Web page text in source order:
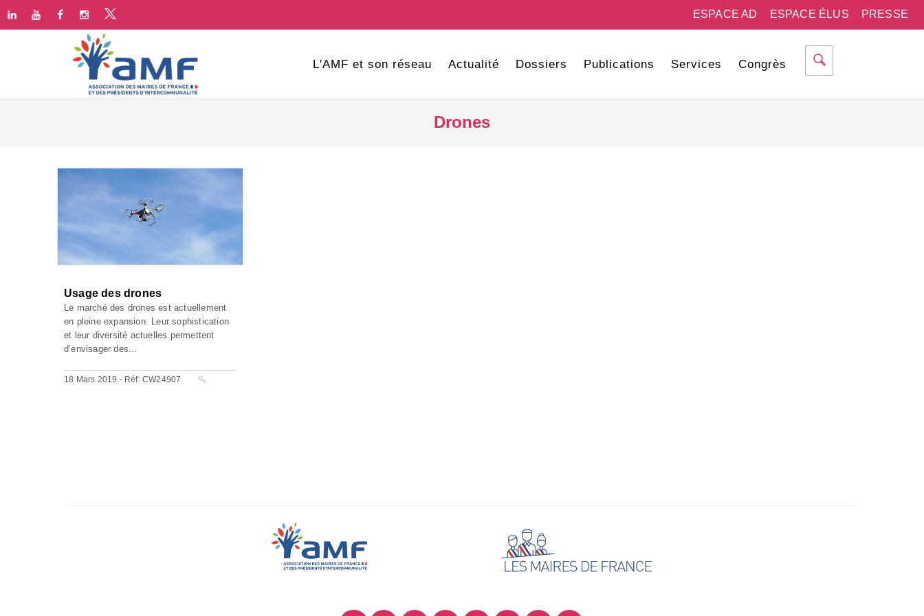
PRESSE
ESPACE ÉLUS
ESPACE AD
L'AMF et son réseau Actualité Dossiers Publications Services Congrès
Drones
Usage des drones
Le marché des drones est actuellement
en pleine expansion. Leur sophistication
et leur diversité actuelles permettent
d’envisager des...
18 Mars 2019 - Réf: CW24907